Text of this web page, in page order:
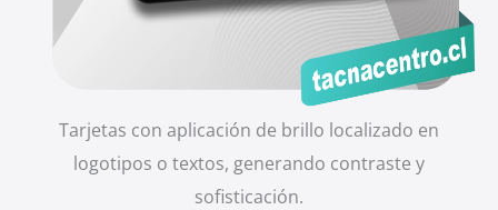
Tarjetas con aplicación de brillo localizado en
logotipos o textos, generando contraste y
sofisticación.